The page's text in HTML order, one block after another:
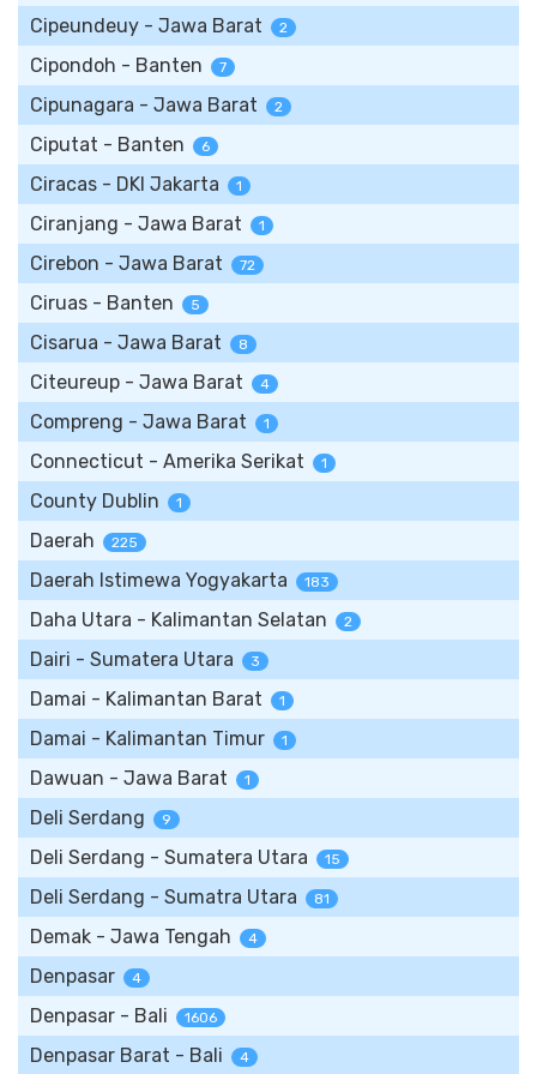
Cipeundeuy - Jawa Barat 2
Cipondoh - Banten 7
Cipunagara - Jawa Barat 2
Ciputat - Banten 6
Ciracas - DKI Jakarta 1
Ciranjang - Jawa Barat 1
Cirebon - Jawa Barat 72
Ciruas - Banten 5
Cisarua - Jawa Barat 8
Citeureup - Jawa Barat 4
Compreng - Jawa Barat 1
Connecticut - Amerika Serikat 1
County Dublin 1
Daerah 225
Daerah Istimewa Yogyakarta 183
Daha Utara - Kalimantan Selatan 2
Dairi - Sumatera Utara 3
Damai - Kalimantan Barat 1
Damai - Kalimantan Timur 1
Dawuan - Jawa Barat 1
Deli Serdang 9
Deli Serdang - Sumatera Utara 15
Deli Serdang - Sumatra Utara 81
Demak - Jawa Tengah 4
Denpasar 4
Denpasar - Bali 1606
Denpasar Barat - Bali 4